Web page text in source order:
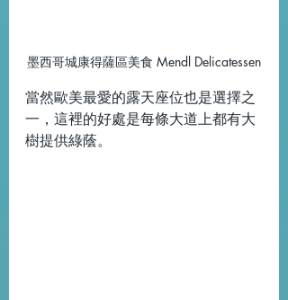
墨西哥城康得薩區美食 Mendl Delicatessen
當然歐美最愛的露天座位也是選擇之
一，這裡的好處是每條大道上都有大
樹提供綠蔭。